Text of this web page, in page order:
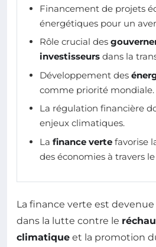
Financement de projets
énergétiques pour un
Rôle crucial des
investisseurs dans la
Développement des
comme priorité mondiale.
La régulation financière
enjeux climatiques.
La finance verte favorise
des économies à travers
La finance verte est
dans la lutte contre le
climatique et la promotion